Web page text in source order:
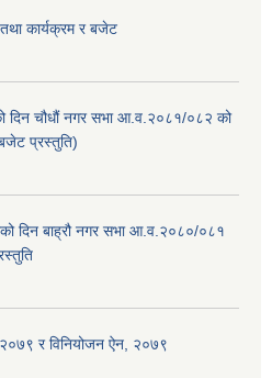
कार्यक्रम र बजेट
दिन चौधौं नगर सभा आ.व.२०८१/०८२ को
प्रस्तुति)
दिन बाह्रौ नगर सभा आ.व.२०८०/०८१
र विनियोजन ऐन, २०७९